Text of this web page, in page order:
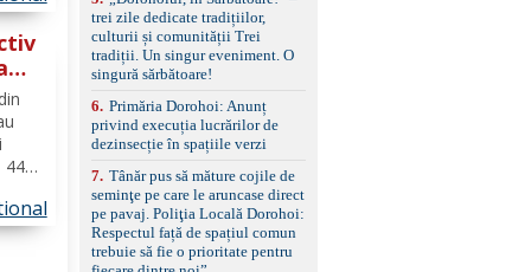
44
trei zile dedicate tradițiilor,
culturii și comunității Trei
tradiții. Un singur eveniment. O
singură sărbătoare!
6. Primăria Dorohoi: Anunț
privind execuția lucrărilor de
dezinsecție în spațiile verzi
7. Tânăr pus să măture cojile de
seminţe pe care le aruncase direct
pe pavaj. Poliţia Locală Dorohoi:
Respectul față de spațiul comun
trebuie să fie o prioritate pentru